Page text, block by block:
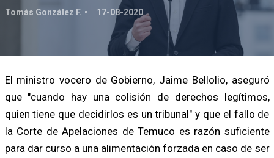
Tomás González F. 17-08-2020
El ministro vocero de Gobierno, Jaime Bellolio, aseguró
que "cuando hay una colisión de derechos legítimos,
quien tiene que decidirlos es un tribunal" y que el fallo de
la Corte de Apelaciones de Temuco es razón suficiente
para dar curso a una alimentación forzada en caso de ser